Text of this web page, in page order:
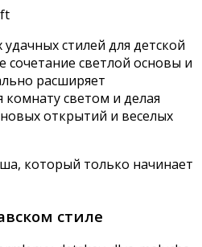
стилей для детской
сочетание светлой основы и
расширяет
комнату светом и делая
открытий и веселых
который только начинает
стиле